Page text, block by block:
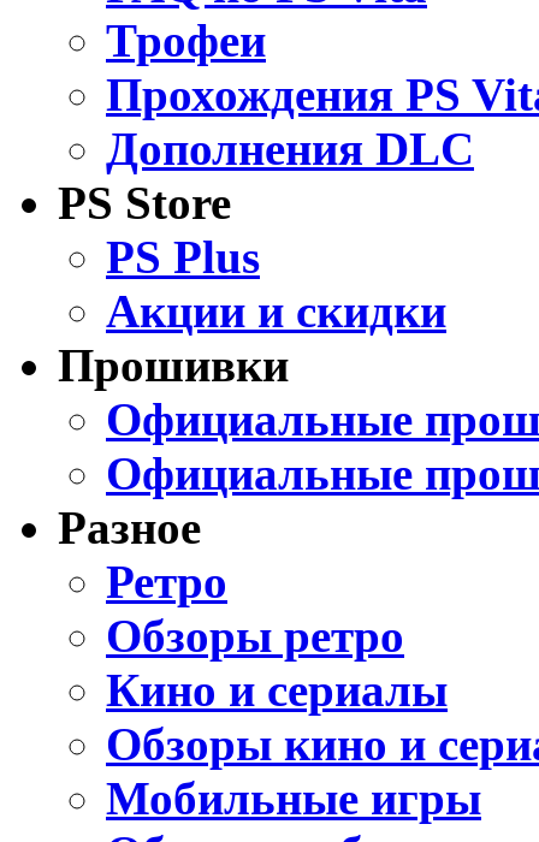
Трофеи
Прохождения PS
Дополнения DLC
PS Store
PS Plus
Акции и скидки
Прошивки
Официальные
Официальные
Разное
Ретро
Обзоры ретро
Кино и сериалы
Обзоры кино и
Мобильные игры